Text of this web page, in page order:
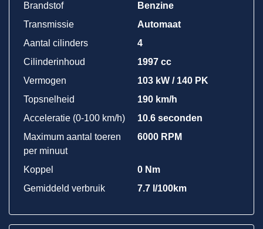
Brandstof
Benzine
Transmissie
Automaat
Aantal cilinders
4
Cilinderinhoud
1997 cc
Vermogen
103 kW / 140 PK
Topsnelheid
190 km/h
Acceleratie (0-100 km/h)
10.6 seconden
Maximum aantal toeren
per minuut
6000 RPM
Koppel
0 Nm
Gemiddeld verbruik
7.7 l/100km